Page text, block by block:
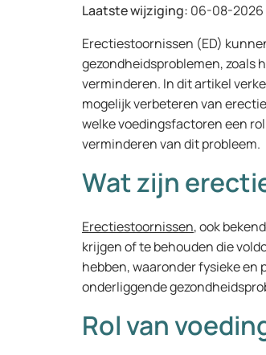
Laatste wijziging: 06-08-2026
Erectiestoornissen (ED)
gezondheidsproblemen, zoals
verminderen. In dit artikel
mogelijk verbeteren van
welke voedingsfactoren een
verminderen van dit probleem.
Wat zijn
Erectiestoornissen, ook
krijgen of te behouden die
hebben, waaronder fysieke en
onderliggende
Rol van